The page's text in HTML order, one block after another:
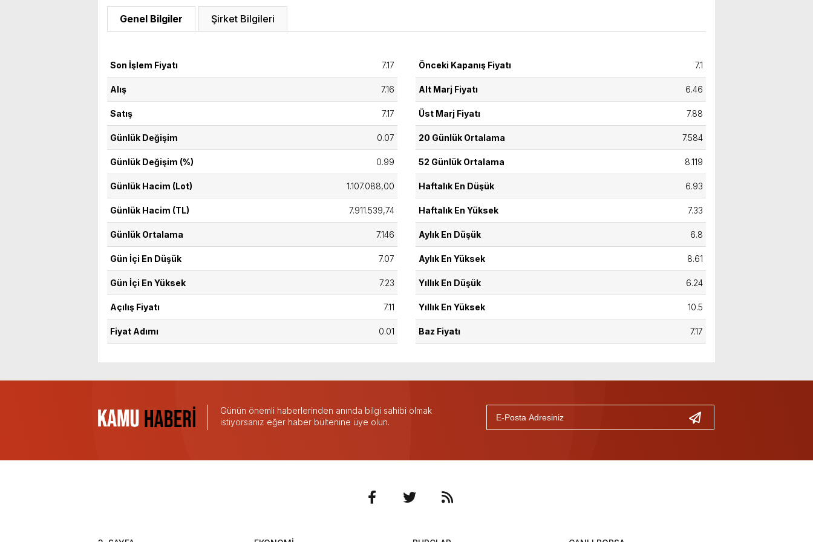
Genel Bilgiler Şirket Bilgileri
Son İşlem Fiyatı 7.17
Alış 7.16
Satış 7.17
Günlük Değişim 0.07
Günlük Değişim (%) 0.99
Günlük Hacim (Lot) 1.107.088,00
Günlük Hacim (TL) 7.911.539,74
Günlük Ortalama 7.146
Gün İçi En Düşük 7.07
Gün İçi En Yüksek 7.23
Açılış Fiyatı 7.11
Fiyat Adımı 0.01
Önceki Kapanış Fiyatı 7.1
Alt Marj Fiyatı 6.46
Üst Marj Fiyatı 7.88
20 Günlük Ortalama 7.584
52 Günlük Ortalama 8.119
Haftalık En Düşük 6.93
Haftalık En Yüksek 7.33
Aylık En Düşük 6.8
Aylık En Yüksek 8.61
Yıllık En Düşük 6.24
Yıllık En Yüksek 10.5
Baz Fiyatı 7.17
Günün önemli haberlerinden anında bilgi sahibi olmak
istiyorsanız eğer haber bültenine üye olun.